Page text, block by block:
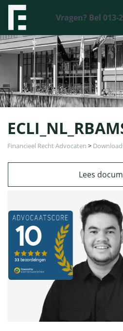
Vragen? Bel 013-
Financieel Recht Advocaten >
Lees